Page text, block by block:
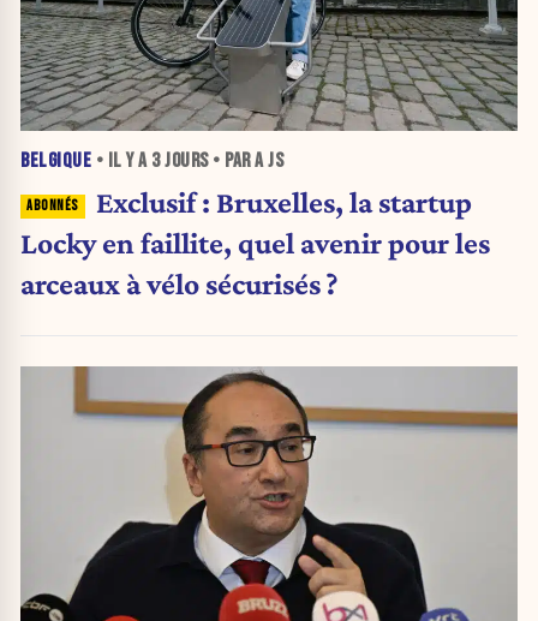
BELGIQUE • IL Y A 3 JOURS• PAR A JS
Exclusif : Bruxelles, la startup
Locky en faillite, quel avenir pour les
arceaux à vélo sécurisés ?